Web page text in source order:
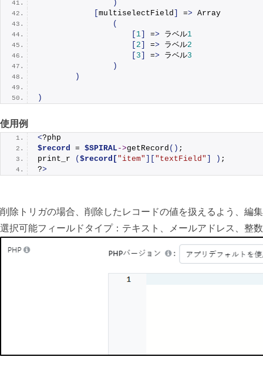
)
multiselectField => Array
(
1 => ラベル1
2 => ラベル2
3 => ラベル3
)
)
)
使用例
<?php
$record = $SPIRAL->getRecord () ;
print_r
( $record[ "item" "textField" ) ;
?>
削除トリガの場合、削除したレコードの値を扱えるよう、 編
選択可能フィールドタイプ：テキスト、メールアドレス、整